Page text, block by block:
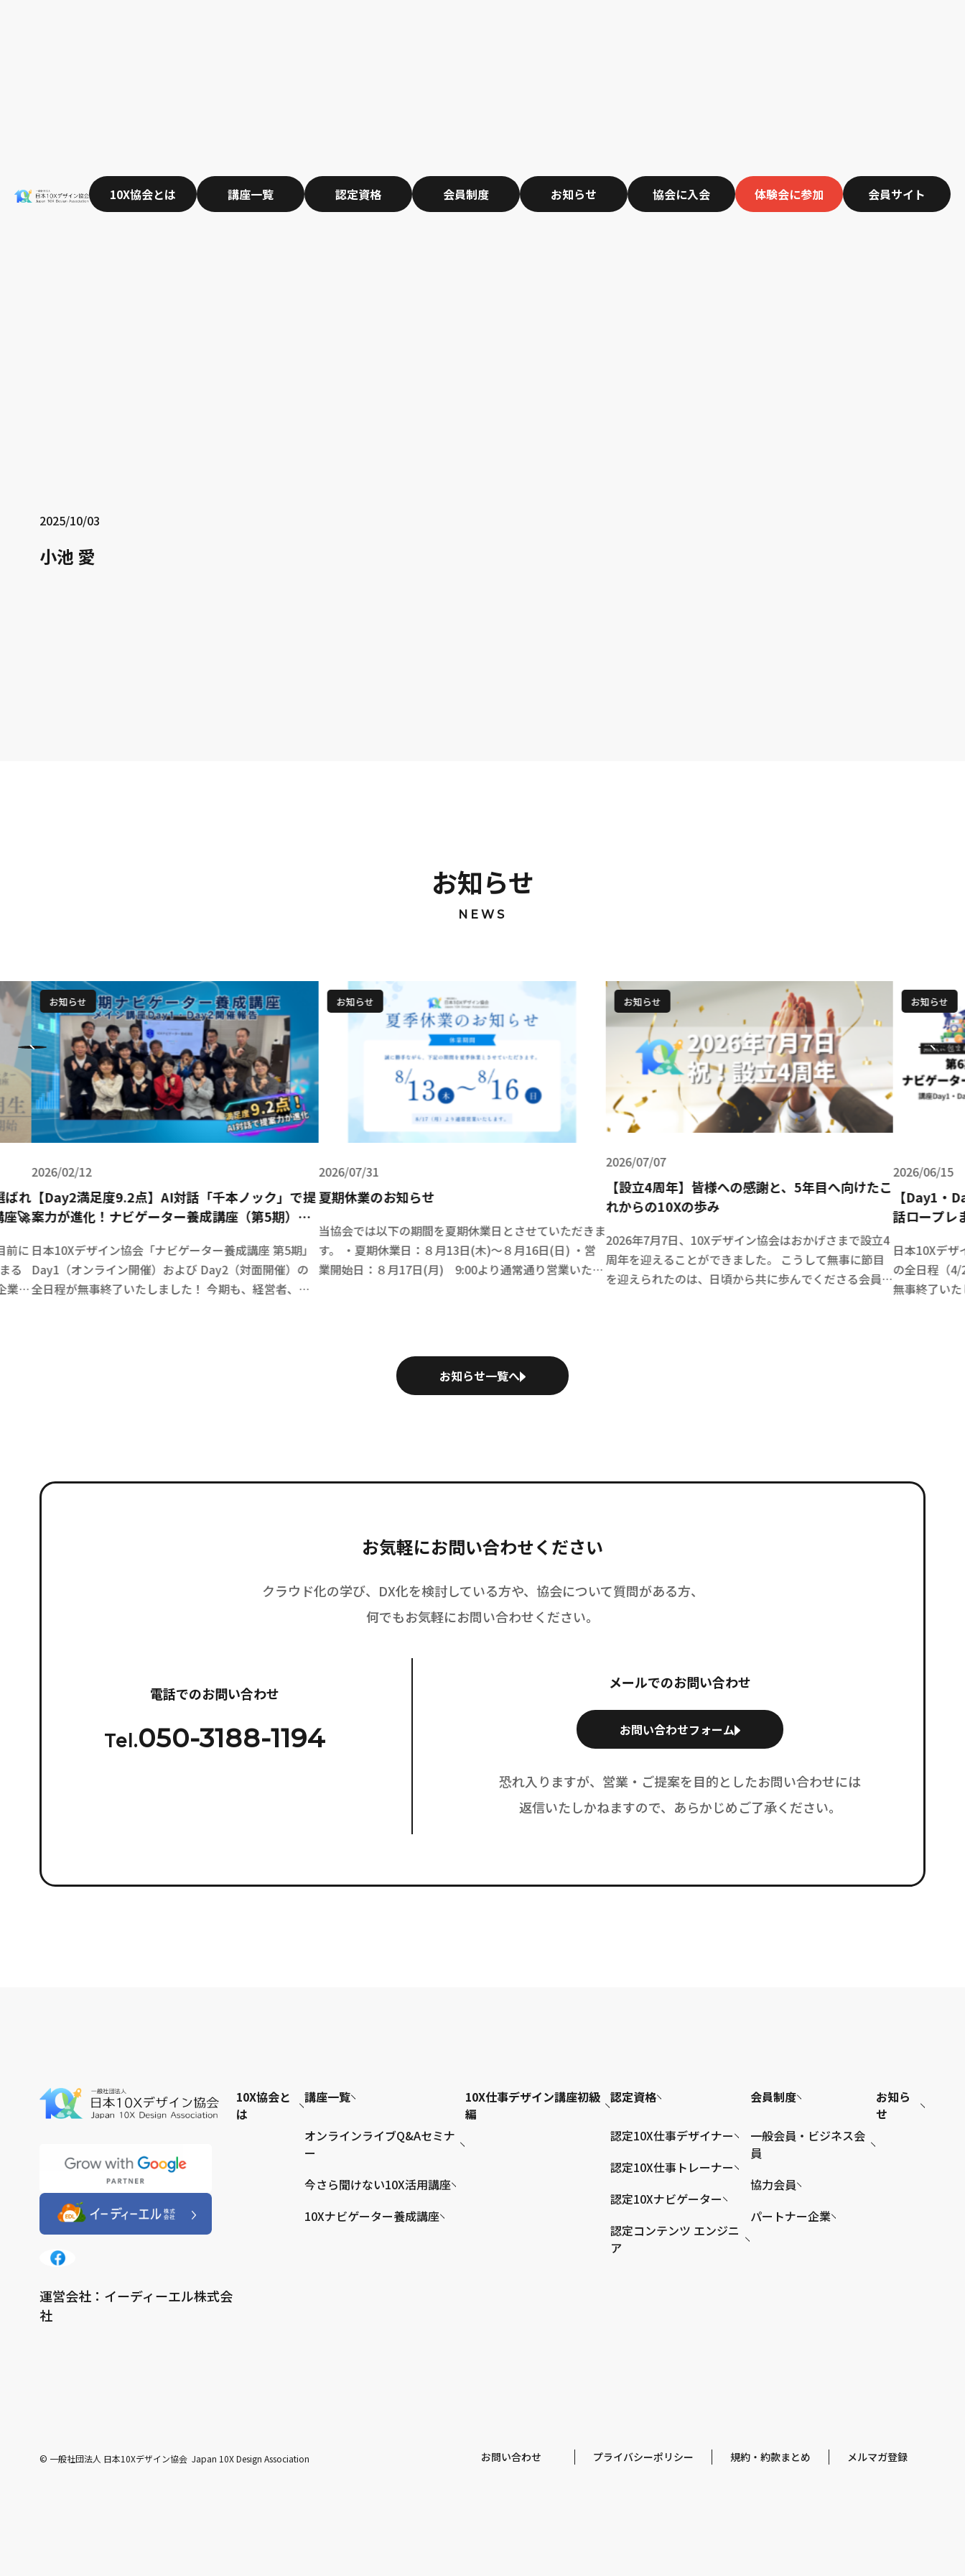
10X協会とは 講座一覧 認定資格 会員制度 お知らせ 協会に入会 体験会に参加 会員サイト
Warning: Undefined variable $page_title_jp in
2025/10/03
小池 愛
お知らせ
NEWS
」で提
期）開
第5期」
催）の
者、企
お知らせ
2026/07/31
夏期休業のお知らせ
当協会では以下の期間を夏期休業日とさせていただきま
す。 ・夏期休業日：８月13日(木)～８月16日(日) ・営
業開始日：８月17日(月) 9:00より通常通り営業いたし
ます。 ご理解・ご了承のほど何卒よろしくお願い申し
お知らせ
【設立4周年】皆様への感謝と、5年目へ向けたこ
れからの10Xの歩み
2026年7月7日、10Xデザイン協会はおかげさまで設立4
周年を迎えることができました。 こうして無事に節目
を迎えられたのは、日頃から共に歩んでくださる会員の
お知らせ
2026/06/15
【Day1・Day2開催報告】アプリの連携からAI対
話ロープレまで、参加者の表情が「確変」した第
6期ナビゲーター養成講座🚀
日本10Xデザイン協会「ナビゲーター養成講座 第6期」
の全日程（4/23 Day1オンライン・5/14 Day2対面）が
無事終了いたしました！ 今期は、圧倒的なスピード感
お知ら
2026/
【第7
推進し
早いも
います
スや社
お知らせ一覧へ
お気軽にお問い合わせください
クラウド化の学び、DX化を検討している方や、協会について質問がある方、
何でもお気軽にお問い合わせください。
電話でのお問い合わせ
Tel.050-3188-1194
メールでのお問い合わせ
お問い合わせフォーム
恐れ入りますが、営業・ご提案を目的としたお問い合わせには
返信いたしかねますので、あらかじめご了承ください。
運営会社：イーディーエル株式会
社
10X協会と
は
講座一覧
オンラインライブQ&Aセミナ
ー
今さら聞けない10X活用講座
10Xナビゲーター養成講座
10X仕事デザイン講座初級
編
認定資格
認定10X仕事デザイナー
認定10X仕事トレーナー
認定10Xナビゲーター
認定コンテンツ エンジニ
ア
会員制度
一般会員・ビジネス会
員
協力会員
パートナー企業
お知ら
せ
© 一般社団法人 日本10Xデザイン協会 Japan 10X Design Association お問い合わせ プライバシーポリシー 規約・約款まとめ メルマガ登録